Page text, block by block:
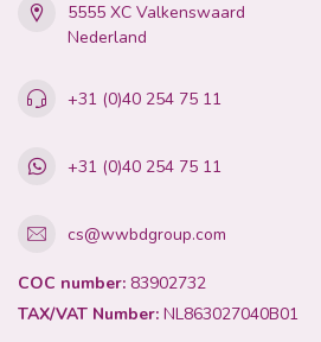
5555 XC Valkenswaard
Nederland
+31 (0)40 254 75 11
+31 (0)40 254 75 11
cs@wwbdgroup.com
COC number: 83902732
TAX/VAT Number: NL863027040B01